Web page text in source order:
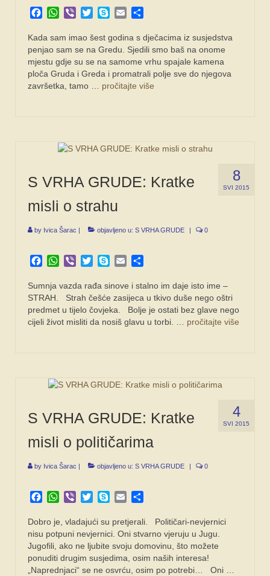
Facebook
WhatsApp
Viber TwitterSkypeEmail
Kada sam imao šest godina s dječacima iz susjedstva
penjao sam se na Gredu. Sjedili smo baš na onome
mjestu gdje su se na samome vrhu spajale kamena
ploča Gruda i Greda i promatrali polje sve do njegova
završetka, tamo … pročitajte više
8
SVI 2015
S VRHA GRUDE: Kratke
misli o strahu
by Ivica Šarac | objavljeno u: S VRHA GRUDE | 0
Facebook
WhatsApp
Viber TwitterSkypeEmail
Sumnja vazda rađa sinove i stalno im daje isto ime –
STRAH. Strah češće zasijeca u tkivo duše nego oštri
predmet u tijelo čovjeka. Bolje je ostati bez glave nego
cijeli život misliti da nosiš glavu u torbi. … pročitajte više
4
SVI 2015
S VRHA GRUDE: Kratke
misli o političarima
by Ivica Šarac | objavljeno u: S VRHA GRUDE | 0
Facebook
WhatsApp
Viber TwitterSkypeEmail
Dobro je, vladajući su pretjerali. Političari-nevjernici
nisu potpuni nevjernici. Oni stvarno vjeruju u Jugu.
Jugofili, ako ne ljubite svoju domovinu, što možete
ponuditi drugim susjedima, osim naših interesa!
„Naprednjaci“ se ne osvrću, osim po potrebi… Oni …